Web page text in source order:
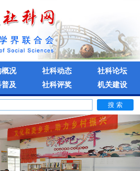
概况 社科动态
社科论坛
及 社科评奖 机关建设